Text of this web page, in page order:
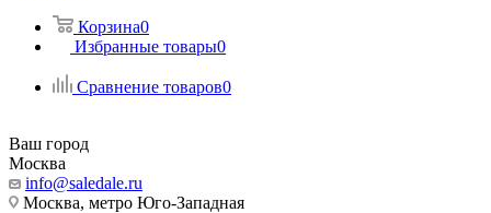
Корзина0
Избранные товары0
Сравнение товаров0
Ваш город
Москва
info@saledale.ru
Москва, метро Юго-Западная